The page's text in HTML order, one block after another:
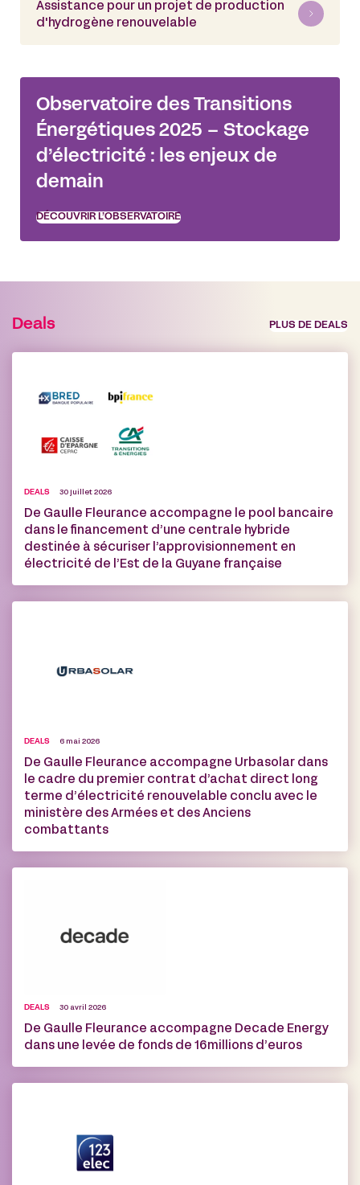
Assistance pour un projet de production
d'hydrogène renouvelable
Observatoire des Transitions
Énergétiques 2025 – Stockage
d’électricité : les enjeux de
demain
DÉCOUVRIR L’OBSERVATOIRE
Deals PLUS DE DEALS
DEALS 30 juillet 2026
De Gaulle Fleurance accompagne le pool bancaire
dans le financement d’une centrale hybride
destinée à sécuriser l’approvisionnement en
électricité de l’Est de la Guyane française
DEALS 6 mai 2026
De Gaulle Fleurance accompagne Urbasolar dans
le cadre du premier contrat d’achat direct long
terme d’électricité renouvelable conclu avec le
ministère des Armées et des Anciens
combattants
DEALS 30 avril 2026
De Gaulle Fleurance accompagne Decade Energy
dans une levée de fonds de 16 millions d’euros